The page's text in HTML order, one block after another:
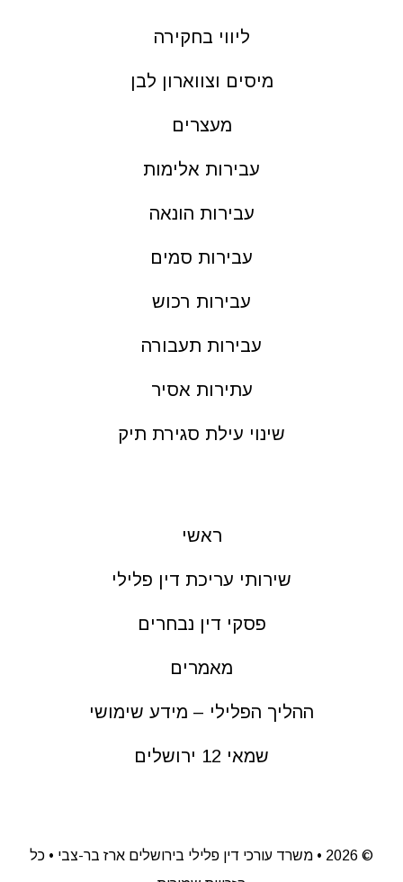
ליווי בחקירה
מיסים וצווארון לבן
מעצרים
עבירות אלימות
עבירות הונאה
עבירות סמים
עבירות רכוש
עבירות תעבורה
עתירות אסיר
שינוי עילת סגירת תיק
ראשי
שירותי עריכת דין פלילי
פסקי דין נבחרים
מאמרים
ההליך הפלילי – מידע שימושי
שמאי 12 ירושלים
©
2026 • משרד עורכי דין פלילי בירושלים ארז בר-צבי • כל